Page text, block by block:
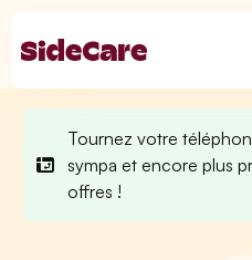
Tournez votre
sympa et encore plus
offres !